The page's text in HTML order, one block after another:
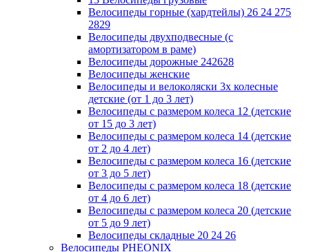
Велосипеды горные (хардтейлы) 26 24 275
2829
Велосипеды двухподвесные (с
амортизатором в раме)
Велосипеды дорожные 242628
Велосипеды женские
Велосипеды и велоколяски 3х колесные
детские (от 1 до 3 лет)
Велосипеды с размером колеса 12 (детские
от 15 до 3 лет)
Велосипеды с размером колеса 14 (детские
от 2 до 4 лет)
Велосипеды с размером колеса 16 (детские
от 3 до 5 лет)
Велосипеды с размером колеса 18 (детские
от 4 до 6 лет)
Велосипеды с размером колеса 20 (детские
от 5 до 9 лет)
Велосипеды складные 20 24 26
Велосипеды PHEONIX